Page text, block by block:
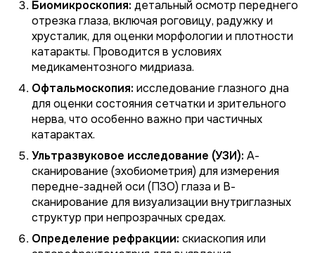
Биомикроскопия: детальный осмотр переднего
отрезка глаза, включая роговицу, радужку и
хрусталик, для оценки морфологии и плотности
катаракты. Проводится в условиях
медикаментозного мидриаза.
Офтальмоскопия: исследование глазного дна
для оценки состояния сетчатки и зрительного
нерва, что особенно важно при частичных
катарактах.
Ультразвуковое исследование (УЗИ): А-
сканирование (эхобиометрия) для измерения
передне-задней оси (ПЗО) глаза и В-
сканирование для визуализации внутриглазных
структур при непрозрачных средах.
Определение рефракции: скиаскопия или